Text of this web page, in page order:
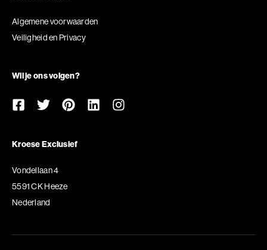
Algemene voorwaarden
Veiligheid en Privacy
Wil je ons volgen?
Kroese Exclusief
Vondellaan 4
5591 CK Heeze
Nederland